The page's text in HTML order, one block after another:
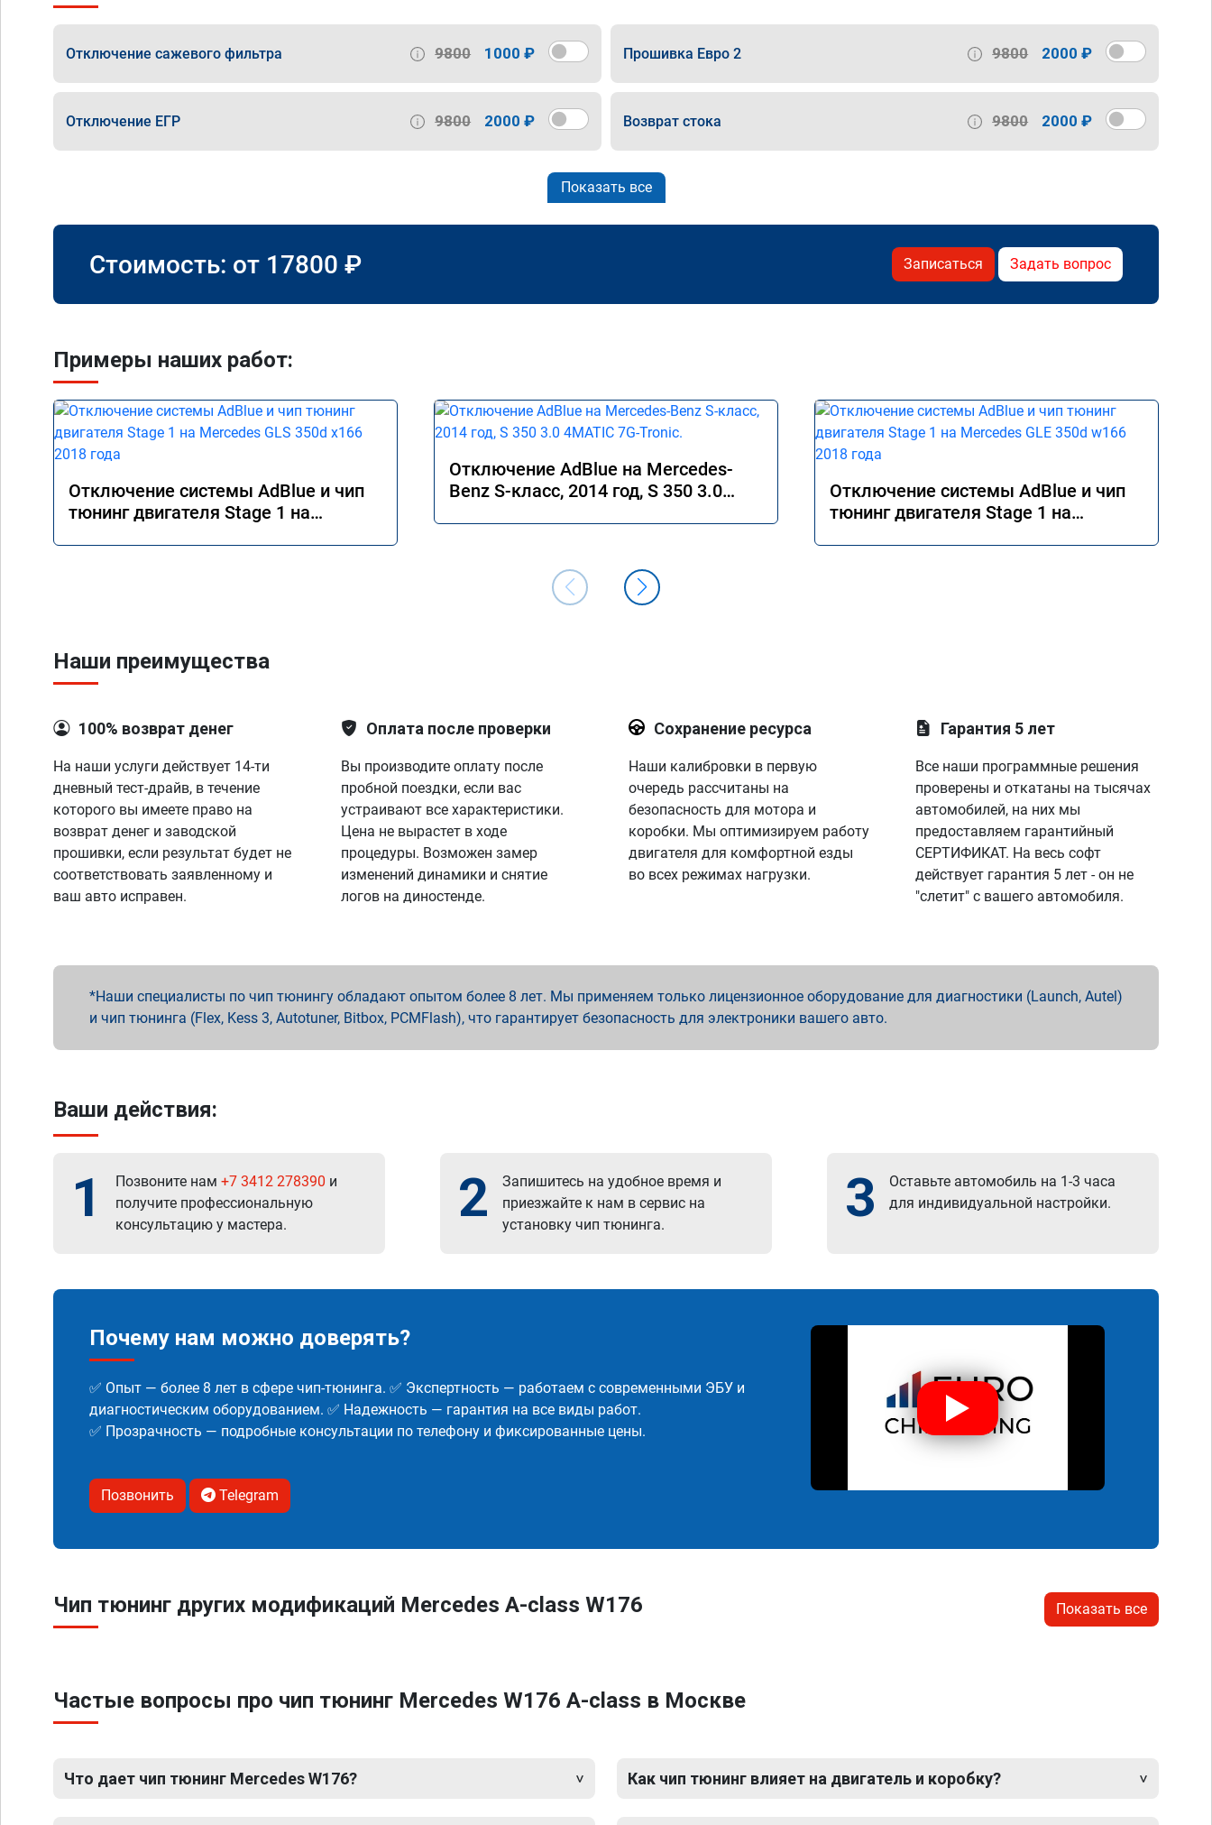
Отключение сажевого фильтра 9800 1000 ₽ Прошивка Евро 2 9800 2000 ₽
Отключение ЕГР 9800 2000 ₽ Возврат стока 9800 2000 ₽
Показать все
Стоимость: от 17800 ₽ Записаться Задать вопрос
Примеры наших работ:
Отключение системы AdBlue и чип
тюнинг двигателя Stage 1 на
Отключение AdBlue на Mercedes-
Benz S-класс, 2014 год, S 350 3.0
Отключение системы AdBlue и чип
тюнинг двигателя Stage 1 на
Наши преимущества
100% возврат денег
На наши услуги действует 14-ти
дневный тест-драйв, в течение
которого вы имеете право на
возврат денег и заводской
прошивки, если результат будет не
соответствовать заявленному и
ваш авто исправен.
Оплата после проверки
Вы производите оплату после
пробной поездки, если вас
устраивают все характеристики.
Цена не вырастет в ходе
процедуры. Возможен замер
изменений динамики и снятие
логов на диностенде.
Сохранение ресурса
Наши калибровки в первую
очередь рассчитаны на
безопасность для мотора и
коробки. Мы оптимизируем работу
двигателя для комфортной езды
во всех режимах нагрузки.
Гарантия 5 лет
Все наши программные решения
проверены и откатаны на тысячах
автомобилей, на них мы
предоставляем гарантийный
СЕРТИФИКАТ. На весь софт
действует гарантия 5 лет - он не
"слетит" с вашего автомобиля.
Наши специалисты по чип тюнингу обладают опытом более 8 лет. Мы применяем только лицензионное оборудование для диагностики (Launch, Autel)
и чип тюнинга (Flex, Kess 3, Autotuner, Bitbox, PCMFlash), что гарантирует безопасность для электроники вашего авто.
Ваши действия:
1 Позвоните нам +7 3412 278390 и
получите профессиональную
консультацию у мастера.
2
Запишитесь на удобное время и
приезжайте к нам в сервис на
установку чип тюнинга.
3
Оставьте автомобиль на 1-3 часа
для индивидуальной настройки.
Почему нам можно доверять?
✅ Опыт — более 8 лет в сфере чип-тюнинга. ✅ Экспертность — работаем с современными ЭБУ и
диагностическим оборудованием. ✅ Надежность — гарантия на все виды работ.
✅ Прозрачность — подробные консультации по телефону и фиксированные цены.
Позвонить Telegram
Чип тюнинг других модификаций Mercedes A-class W176 Показать все
Частые вопросы про чип тюнинг Mercedes W176 A-class в Москве
Что дает чип тюнинг Mercedes W176? Как чип тюнинг влияет на двигатель и коробку?